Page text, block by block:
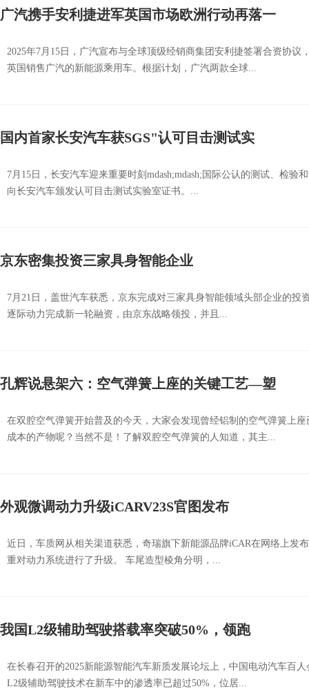
广汽携手安利捷进军英国市场欧洲行动再落一
2025年7月15日，广汽宣布与全球顶级经销商集团安利捷签署合资协
英国销售广汽的新能源乘用车。根据计划，广汽两款全球...
国内首家长安汽车获SGS"认可目击测试实
7月15日，长安汽车迎来重要时刻mdash;mdash;国际公认的测试、检
向长安汽车颁发认可目击测试实验室证书。...
京东密集投资三家具身智能企业
7月21日，盖世汽车获悉，京东完成对三家具身智能领域头部企业的
逐际动力完成新一轮融资，由京东战略领投，并且...
孔辉说悬架六：空气弹簧上座的关键工艺—塑
在双腔空气弹簧开始普及的今天，大家会发现曾经铝制的空气弹簧上
成本的产物呢？当然不是！了解双腔空气弹簧的人知道，其主...
外观微调动力升级iCARV23S官图发布
近日，车质网从相关渠道获悉，奇瑞旗下新能源品牌iCAR在网络上发
重对动力系统进行了升级。 车尾造型棱角分明，...
我国L2级辅助驾驶搭载率突破50%，领跑
在长春召开的2025新能源智能汽车新质发展论坛上，中国电动汽车百
L2级辅助驾驶技术在新车中的渗透率已超过50%，位居...